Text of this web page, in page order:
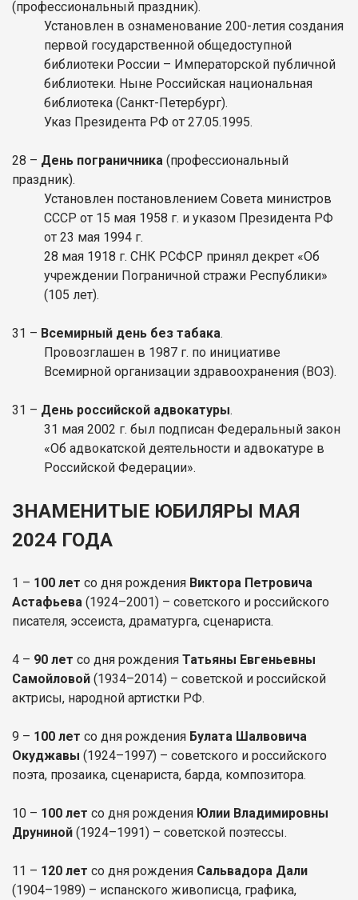
(профессиональный праздник).
Установлен в ознаменование 200-летия создания
первой государственной общедоступной
библиотеки России – Императорской публичной
библиотеки. Ныне Российская национальная
библиотека (Санкт-Петербург).
Указ Президента РФ от 27.05.1995.
28 – День пограничника (профессиональный
праздник).
Установлен постановлением Совета министров
СССР от 15 мая 1958 г. и указом Президента РФ
от 23 мая 1994 г.
28 мая 1918 г. СНК РСФСР принял декрет «Об
учреждении Пограничной стражи Республики»
(105 лет).
31 – Всемирный день без табака.
Провозглашен в 1987 г. по инициативе
Всемирной организации здравоохранения (ВОЗ).
31 – День российской адвокатуры.
31 мая 2002 г. был подписан Федеральный закон
«Об адвокатской деятельности и адвокатуре в
Российской Федерации».
ЗНАМЕНИТЫЕ ЮБИЛЯРЫ МАЯ
2024 ГОДА
1 – 100 лет со дня рождения Виктора Петровича
Астафьева (1924–2001) – советского и российского
писателя, эссеиста, драматурга, сценариста.
4 – 90 лет со дня рождения Татьяны Евгеньевны
Самойловой (1934–2014) – советской и российской
актрисы, народной артистки РФ.
9 – 100 лет со дня рождения Булата Шалвовича
Окуджавы (1924–1997) – советского и российского
поэта, прозаика, сценариста, барда, композитора.
10 – 100 лет со дня рождения Юлии Владимировны
Друниной (1924–1991) – советской поэтессы.
11 – 120 лет со дня рождения Сальвадора Дали
(1904–1989) – испанского живописца, графика,